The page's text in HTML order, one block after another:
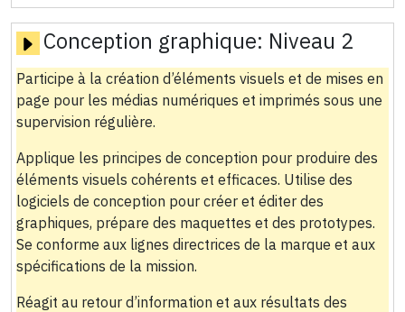
Conception graphique: Niveau 2
Participe à la création d’éléments visuels et de mises en
page pour les médias numériques et imprimés sous une
supervision régulière.
Applique les principes de conception pour produire des
éléments visuels cohérents et efficaces. Utilise des
logiciels de conception pour créer et éditer des
graphiques, prépare des maquettes et des prototypes.
Se conforme aux lignes directrices de la marque et aux
spécifications de la mission.
Réagit au retour d’information et aux résultats des